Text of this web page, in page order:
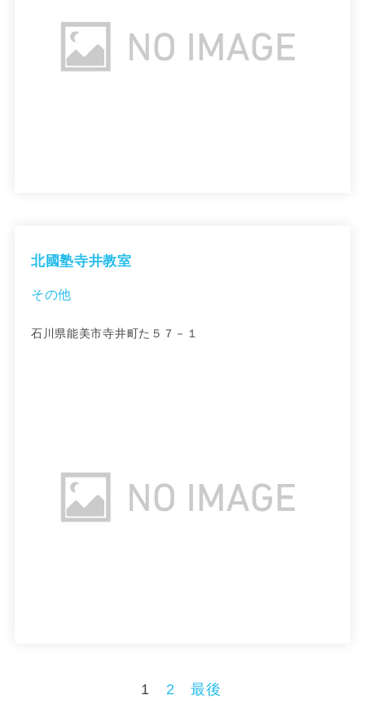
北國塾寺井教室
その他
石川県能美市寺井町た５７－１
1 2 最後